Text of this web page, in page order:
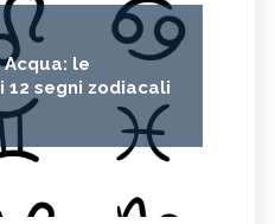
Acqua: le
segni zodiacali